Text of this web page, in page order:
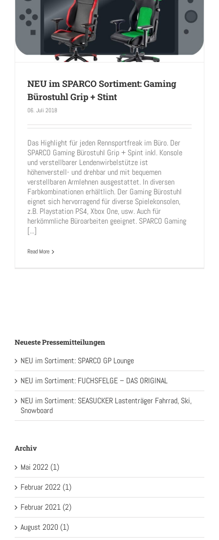
NEU im SPARCO Sortiment: Gaming Bürostuhl Grip +
Stint
NEU im SPARCO Sortiment: Gaming
Bürostuhl Grip + Stint
06. Juli 2018
Das Highlight für jeden Rennsportfreak im Büro. Der
SPARCO Gaming Bürostuhl Grip + Spint inkl. Konsole
und verstellbarer Lendenwirbelstütze ist
höhenverstell- und drehbar und mit bequemen
verstellbaren Armlehnen ausgestattet. In diversen
Farbkombinationen erhältlich. Der Gaming Bürostuhl
eignet sich hervorragend für diverse Spielekonsolen,
z.B. Playstation PS4, Xbox One, usw. Auch für
herkömmliche Büroarbeiten geeignet. SPARCO Gaming
[...]
Read More
Neueste Pressemitteilungen
NEU im Sortiment: SPARCO GP Lounge
NEU im Sortiment: FUCHSFELGE – DAS ORIGINAL
NEU im Sortiment: SEASUCKER Lastenträger Fahrrad, Ski,
Snowboard
Archiv
Mai 2022 (1)
Februar 2022 (1)
Februar 2021 (2)
August 2020 (1)